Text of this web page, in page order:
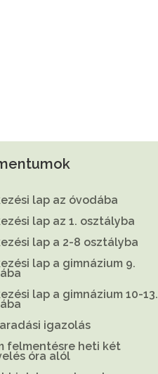
lap az óvodába
lap az 1. osztályba
lap a 2-8 osztályba
lap a gimnázium 9.
lap a gimnázium 10-13.
igazolás
felmentésre heti két
óra alól